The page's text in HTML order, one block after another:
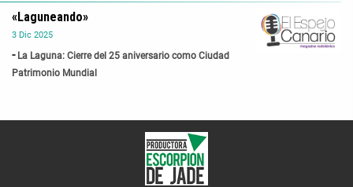
3 Dic 2025
La Laguna: Cierre del 25 aniversario como Ciudad
Patrimonio Mundial
«Laguneando»